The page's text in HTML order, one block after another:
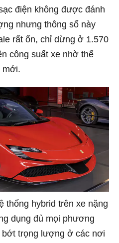
điện không được đánh
nhưng thông số này
rất ổn, chỉ dừng ở 1.570
công suất xe nhờ thế
mới.
thống hybrid trên xe nặng
dụng đủ mọi phương
trọng lượng ở các nơi